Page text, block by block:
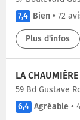
7,4 Bien • 72
Plus d'infos
LA CHAUMIÈRE
59 Bd Gustave
6,4 Agréable •